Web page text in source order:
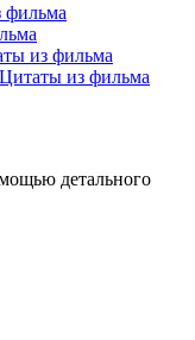
из фильма
из фильма
детального